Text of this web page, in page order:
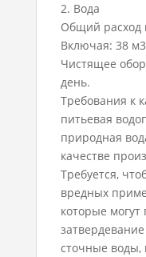
2. Вода
Общий расход
Включая: 38
Чистящее
день.
Требования к
питьевая
природная
качестве
Требуется,
вредных
которые
сточные